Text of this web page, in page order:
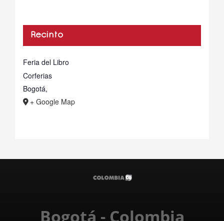
Recinto
Feria del Libro
Corferias
Bogotá,
+ Google Map
Bogotá - Colombia